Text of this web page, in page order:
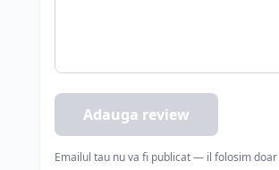
Adauga review
Emailul tau nu va fi publicat — il folosim